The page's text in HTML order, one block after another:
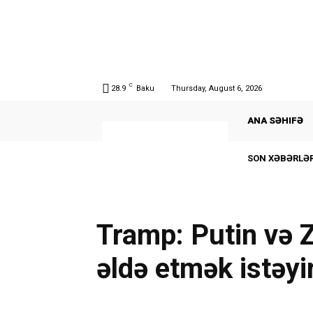
28.9 C Baku Thursday, August 6, 2026
ANA SƏHIFƏ
SON
Tramp: Putin və
əldə etmək